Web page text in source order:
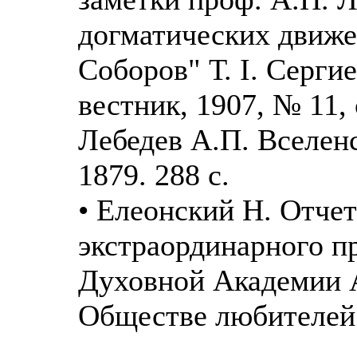
догматических
Соборов" Т. I.
вестник, 1907, № 11,
Лебедев А.П.
1879. 288 с.
• Елеонский Н.
экстраординарного
Духовной Академии
Обществе